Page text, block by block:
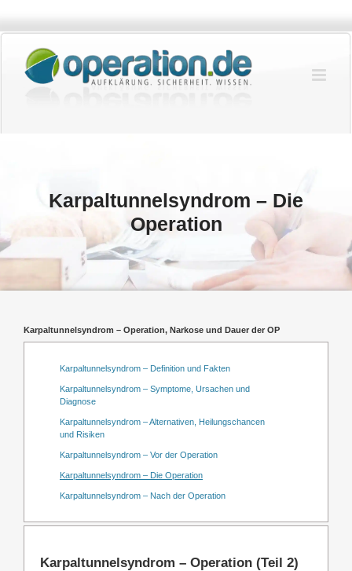
springen
Karpaltunnelsyndrom – Die
Operation
Karpaltunnelsyndrom – Operation, Narkose und Dauer der OP
Karpaltunnelsyndrom – Definition und Fakten
Karpaltunnelsyndrom – Symptome, Ursachen und
Diagnose
Karpaltunnelsyndrom – Alternativen, Heilungschancen
und Risiken
Karpaltunnelsyndrom – Vor der Operation
Karpaltunnelsyndrom – Die Operation
Karpaltunnelsyndrom – Nach der Operation
Karpaltunnelsyndrom – Operation (Teil 2)